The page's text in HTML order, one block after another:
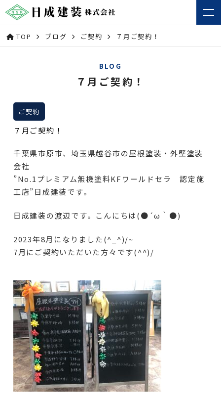
TOP ブログ ご契約 ７月ご契約！
BLOG
７月ご契約！
ご契約
７月ご契約！
千葉県市原市、埼玉県越谷市の屋根塗装・外壁塗装
会社
”No.1プレミアム無機塗料KFワールドセラ 認定施
工店”日成建装です。
日成建装の渡辺です。こんにちは(●´ω｀●)
2023年8月になりました(^_^)/~
7月にご契約いただいた方々です(^^)/